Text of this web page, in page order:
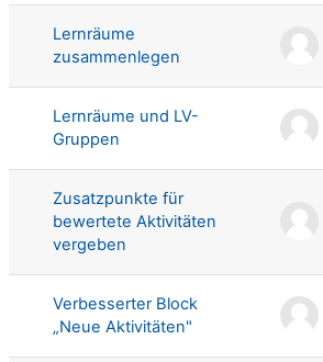
Lernräume
zusammenlegen
Lernräume und LV-
Gruppen
Zusatzpunkte für
bewertete Aktivitäten
vergeben
Verbesserter Block
„Neue Aktivitäten"